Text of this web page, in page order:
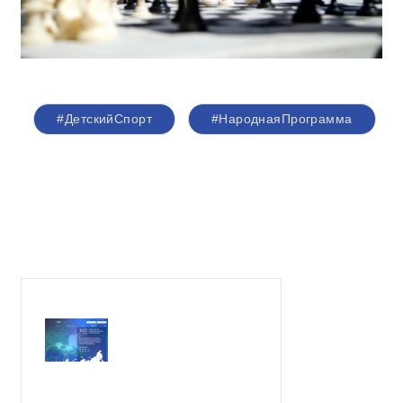
#ДетскийСпорт #НароднаяПрограмма